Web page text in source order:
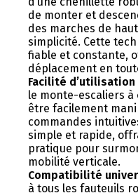
de monter et
des marches de
simplicité. Cette
fiable et constante,
déplacement en
Facilité d’utilisation
le monte-escaliers
être facilement
commandes
simple et rapide,
pratique pour
mobilité verticale.
Compatibilité
à tous les fauteuils